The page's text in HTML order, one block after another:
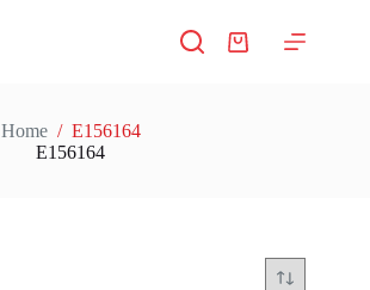
Carrello
Home / E156164
E156164